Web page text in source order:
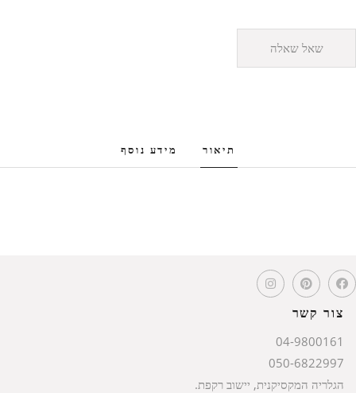
שאל שאלה
תיאור מידע נוסף
צור קשר
04-9800161
050-6822997
הגלריה המקסיקנית, יישוב רקפת.